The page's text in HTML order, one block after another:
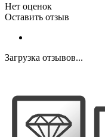
Нет оценок
Оставить отзыв
Загрузка отзывов...